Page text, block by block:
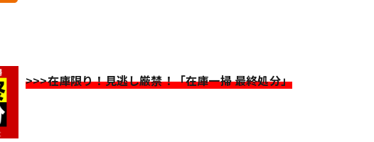
>>>在庫限り！見逃し厳禁！「在庫一掃 最終処分」